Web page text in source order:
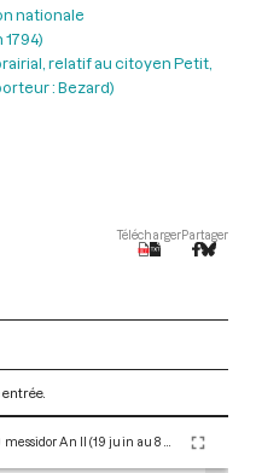
nationale
relatif au citoyen Petit,
: Bezard)
TéléchargerPartager